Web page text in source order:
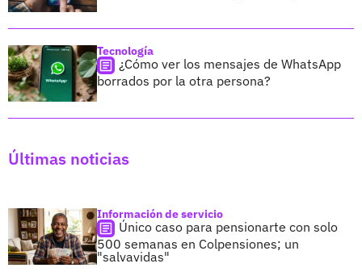
Tecnología
¿Cómo ver los mensajes de WhatsApp
borrados por la otra persona?
Últimas noticias
Información de servicio
Único caso para pensionarte con solo
500 semanas en Colpensiones; un
"salvavidas"